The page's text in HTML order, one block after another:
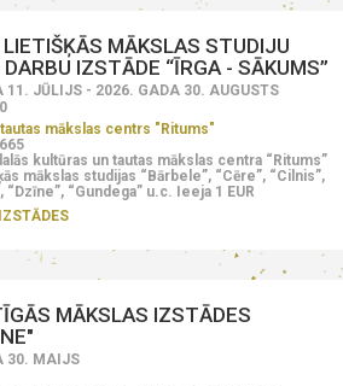
MĀKSLAS STUDIJU
DARBU IZSTĀDE “ĪRGA - SĀKUMS”
11. JŪLIJS - 2026. GADA 30. AUGUSTS
mākslas centrs "Ritums"
kultūras un tautas mākslas centra “Ritums”
mākslas studijas “Bārbele”, “Cēre”, “Cilnis”,
“Dzīne”, “Gundega” u.c. Ieeja 1 EUR
IZSTĀDES
MĀKSLAS IZSTĀDES
30. MAIJS